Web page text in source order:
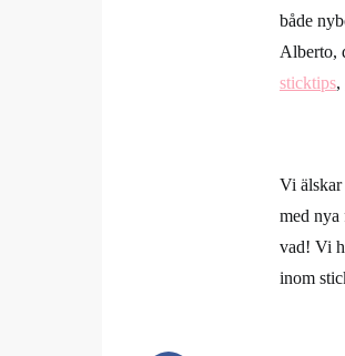
både
Alberto,
sticktips,
Vi älskar
med
vad! Vi
inom